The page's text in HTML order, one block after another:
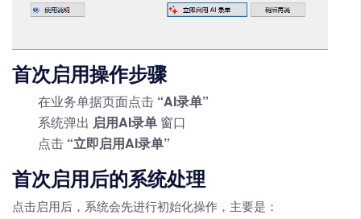
首次启用操作步骤
在业务单据页面点击 “AI录单”
系统弹出 启用AI录单 窗口
点击 “立即启用AI录单”
首次启用后的系统处理
点击启用后，系统会先进行初始化操作，主要是：